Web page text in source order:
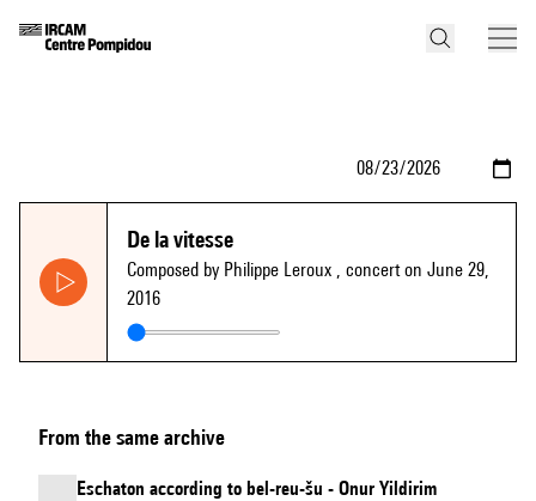
De la vitesse
Composed by Philippe Leroux , concert on June 29,
2016
From the same archive
Eschaton according to bel-reu-šu - Onur Yildirim